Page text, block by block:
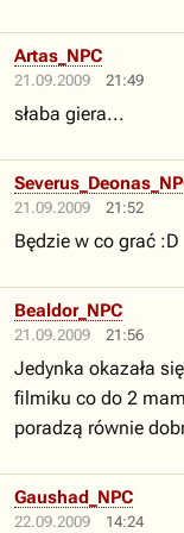
21.09.2009 21:49
Artas_NPC
słaba giera...
21.09.2009 21:52
Będzie w co grać :D
21.09.2009 21:56
Bealdor_NPC
Jedynka okazała
filmiku co do 2
poradzą równie
22.09.2009 14:24
Gaushad_NPC